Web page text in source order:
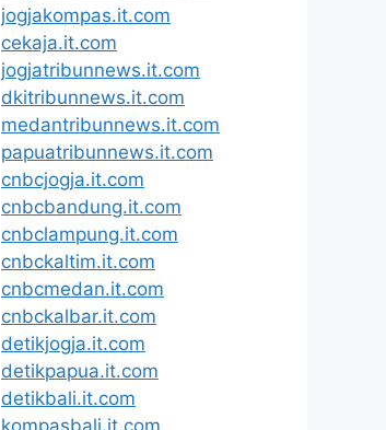
jogjakompas.it.com
cekaja.it.com
jogjatribunnews.it.com
dkitribunnews.it.com
medantribunnews.it.com
papuatribunnews.it.com
cnbcjogja.it.com
cnbcbandung.it.com
cnbclampung.it.com
cnbckaltim.it.com
cnbcmedan.it.com
cnbckalbar.it.com
detikjogja.it.com
detikpapua.it.com
detikbali.it.com
kompasbali.it.com